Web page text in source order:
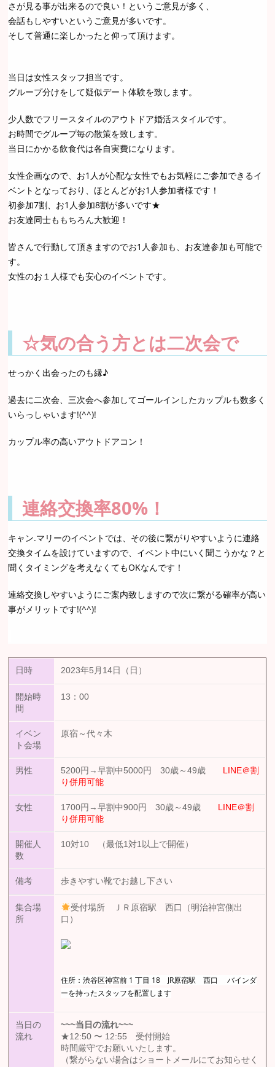
さが見る事が出来るので良い！というご意見が多く、
会話もしやすいというご意見が多いです。
そして普通に楽しかったと仰って頂けます。
当日は女性スタッフ担当です。
グループ分けをして疑似デート体験を致します。
少人数でフリースタイルのアウトドア婚活スタイルです。
お時間でグループ毎の散策を致します。
当日にかかる飲食代は各自実費になります。
女性企画なので、お1人が心配な女性でもお気軽にご参加できるイ
ベントとなっており、ほとんどがお1人参加者様です！
初参加7割、お1人参加8割が多いです★
お友達同士ももちろん大歓迎！
皆さんで行動して頂きますのでお1人参加も、お友達参加も可能で
す。
女性のお１人様でも安心のイベントです。
☆気の合う方とは二次会で
せっかく出会ったのも縁♪
過去に二次会、三次会へ参加してゴールインしたカップルも数多く
いらっしゃいます!(^^)!
カップル率の高いアウトドアコン！
連絡交換率80%！
キャン.マリーのイベントでは、その後に繋がりやすいように連絡
交換タイムを設けていますので、イベント中にいく聞こうかな？と
聞くタイミングを考えなくてもOKなんです！
連絡交換しやすいようにご案内致しますので次に繋がる確率が高い
事がメリットです!(^^)!
日時 2023年5月14日（日）
開始時
間
13：00
イベン
ト会場
原宿～代々木
男性 5200円→早割中5000円 30歳～49歳
LINE＠割
り併用可能
女性 1700円→早割中900円 30歳～49歳
LINE＠割
り併用可能
開催人
数
10対10 （最低1対1以上で開催）
備考 歩きやすい靴でお越し下さい
集合場
所
受付場所 ＪＲ原宿駅 西口（明治神宮側出
口）
住所：渋谷区神宮前 1 丁目 18 JR原宿駅 西口 バインダ
ーを持ったスタッフを配置します
当日の
流れ
~~~当日の流れ~~~
★12:50 〜 12:55 受付開始
時間厳守でお願いいたします。
（繋がらない場合はショートメールにてお知らせく